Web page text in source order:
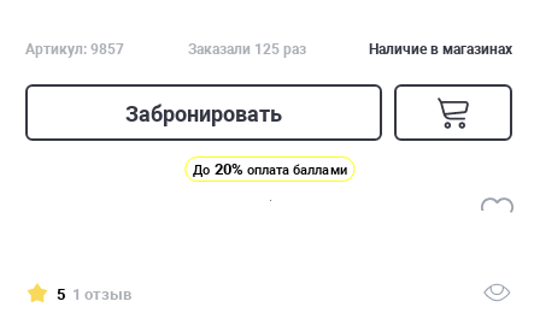
Артикул: 9857 Заказали 125 раз Наличие в магазинах
Забронировать
До 20% оплата баллами
5 1 отзыв